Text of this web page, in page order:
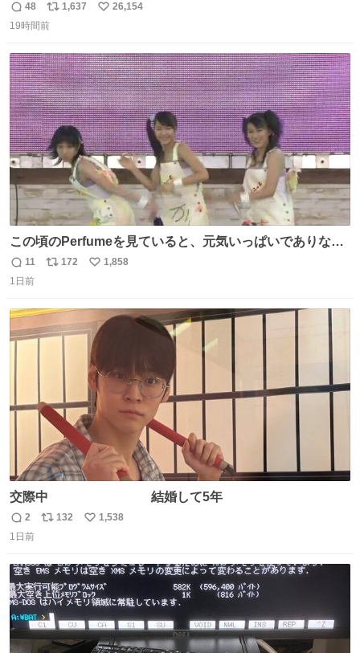
返
信
48
リ
ポ
ト
数
1,637
い
数
26,154
19時間前
この頃のPerfumeを見ていると、元気いっぱいでありなが
ら決して感情に任せすぎることなく、しっかりと制御され
たダンスであることに新鮮に驚く。3人のあげた足の向き
こから積み重ねてきた努力や練習量が見て取れる…
返
信
11
リ
数
172
い
数
1,858
1日前
交際中 結婚して5年
返
信
2
リ
ト
数
132
い
数
1,538
1日前